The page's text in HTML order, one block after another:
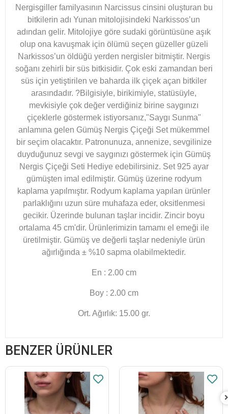
Nergisgiller familyasının Narcissus cinsini oluşturan bu
bitkilerin adı Yunan mitolojisindeki Narkissos’un
adından gelir. Mitolojiye göre sudaki görüntüsüne aşık
olup ona kavuşmak için ölümü seçen güzeller güzeli
Narkissos’un öldüğü yerden nergisler bitmiştir. Nergis
soğanı zehirli bir süs bitkisidir. Çok eski zamandan beri
süs için yetiştirilen ve baharda ilk çiçek açan bitkiler
arasındadır. ?Bilgisiyle, birikimiyle, statüsüyle,
mevkisiyle çok değer verdiğiniz birine saygınızı
çiçeklerle göstermek istiyorsanız,"Saygı Sunma"
anlamına gelen Gümüş Nergis Çiçeği Set mükemmel
bir seçim olacaktır. Patronunuza, annenize, sevgilinize
duyduğunuz sevgi ve saygınızı göstermek için Gümüş
Nergis Çiçeği Seti Hediye edebilirsiniz. Set 925 ayar
gümüşten imal edilmiştir. Gümüş üzerine rodyum
kaplama yapılmıştır. Rodyum kaplama yapılan ürünler
parlaklığını uzun süre muhafaza eder, oksitlenmesi
gecikir. Üzerinde bulunan taşlar incidir. Zincir boyu
ortalama 45 cm'dir. Ürünlerimizin tamamı el emeği ile
üretilmiştir. Gümüş ve değerli taşlar nedeniyle ürün
ağırlığında ± %10 sapma olabilmektedir.
En : 2.00 cm
Boy : 2.00 cm
Ort. Ağırlık: 15.00 gr.
BENZER ÜRÜNLER